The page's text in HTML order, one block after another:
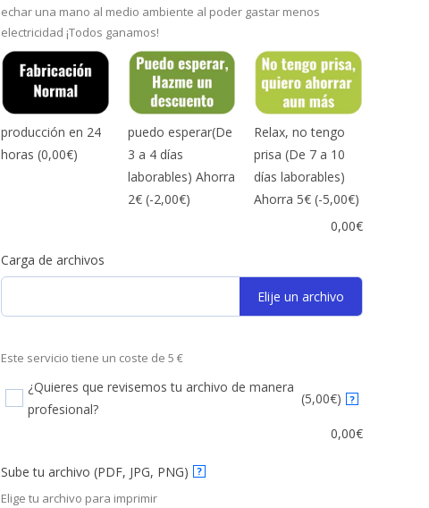
echar una mano al medio ambiente al poder gastar menos
electricidad ¡Todos ganamos!
producción en 24
horas(0,00€)
puedo esperar(De
3 a 4 días
laborables) Ahorra
2€(-2,00€)
Relax, no tengo
prisa (De 7 a 10
días laborables)
Ahorra 5€ (-5,00€)
0,00€
Carga de archivos
Elije un archivo
Este servicio tiene un coste de 5 €
¿Quieres que revisemos tu archivo de manera
profesional?
(5,00€) ?
0,00€
Sube tu archivo (PDF, JPG, PNG) ?
Elige tu archivo para imprimir